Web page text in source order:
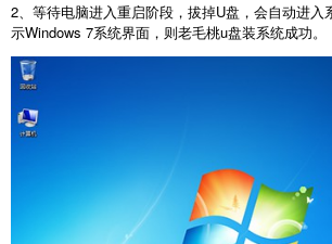
2、等待电脑进入重启阶段，拔掉U盘，会自动进入
示Windows 7系统界面，则老毛桃u盘装系统成功。